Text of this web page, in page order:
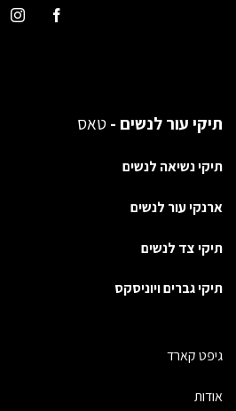
תיקי עור לנשים -טאס
תיקי נשיאה לנשים
ארנקי עור לנשים
תיקי צד לנשים
תיקי גברים ויוניסקס
גיפט קארד
אודות